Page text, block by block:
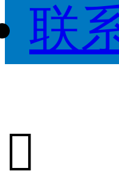
联
